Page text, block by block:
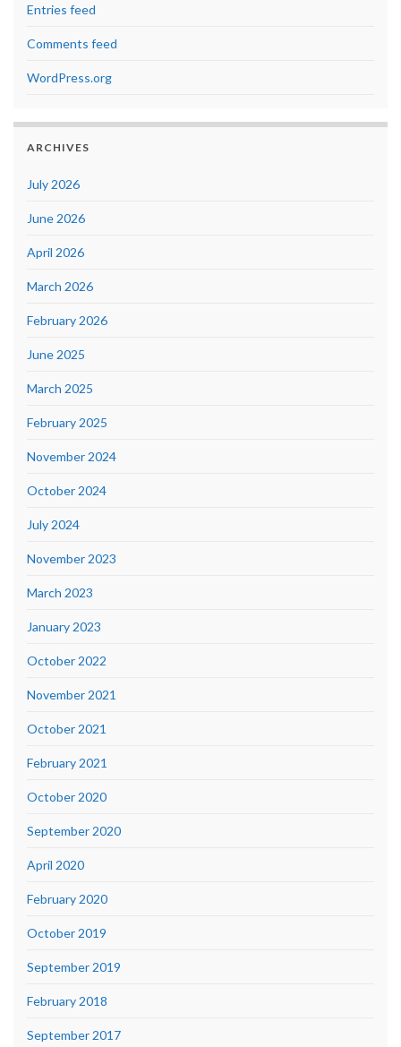
Entries feed
Comments feed
WordPress.org
ARCHIVES
July 2026
June 2026
April 2026
March 2026
February 2026
June 2025
March 2025
February 2025
November 2024
October 2024
July 2024
November 2023
March 2023
January 2023
October 2022
November 2021
October 2021
February 2021
October 2020
September 2020
April 2020
February 2020
October 2019
September 2019
February 2018
September 2017